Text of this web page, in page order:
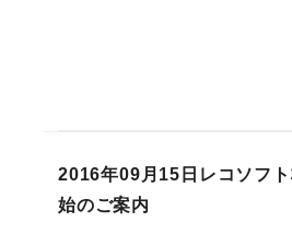
2016年09月15日レコソフ
始のご案内